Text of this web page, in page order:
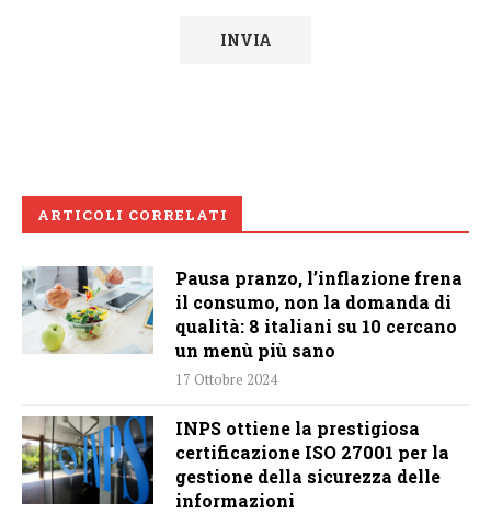
ARTICOLI CORRELATI
Pausa pranzo, l’inflazione frena
il consumo, non la domanda di
qualità: 8 italiani su 10 cercano
un menù più sano
17 Ottobre 2024
INPS ottiene la prestigiosa
certificazione ISO 27001 per la
gestione della sicurezza delle
informazioni